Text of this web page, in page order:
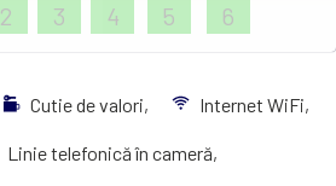
2 3 4 5 6
Cutie de valori, Internet WiFi,
Linie telefonică în cameră,